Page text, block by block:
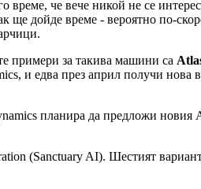
време, че вече никой не се
дойде време - вероятно по-
примери за такива машини са
и едва през април получи
планира да предложи новия
(Sanctuary AI). Шестият